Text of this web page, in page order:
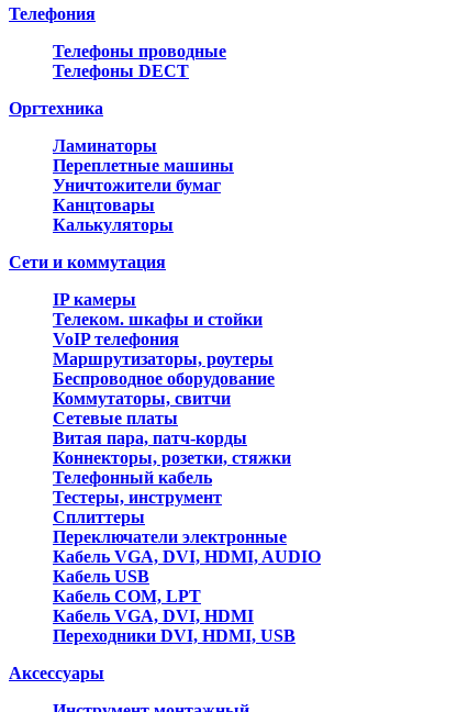
Телефония
Телефоны проводные
Телефоны DECT
Оргтехника
Ламинаторы
Переплетные машины
Уничтожители бумаг
Канцтовары
Калькуляторы
Сети и коммутация
IP камеры
Телеком. шкафы и стойки
VoIP телефония
Маршрутизаторы, роутеры
Беспроводное оборудование
Коммутаторы, свитчи
Сетевые платы
Витая пара, патч-корды
Коннекторы, розетки, стяжки
Телефонный кабель
Тестеры, инструмент
Сплиттеры
Переключатели электронные
Кабель VGA, DVI, HDMI, AUDIO
Кабель USB
Кабель COM, LPT
Кабель VGA, DVI, HDMI
Переходники DVI, HDMI, USB
Аксессуары